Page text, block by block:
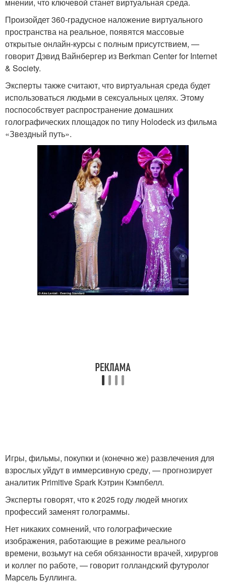
Произойдет 360-градусное наложение виртуального
пространства на реальное, появятся массовые
открытые онлайн-курсы с полным присутствием, —
говорит Дэвид Вайнбергер из Berkman Center for Internet
& Society.
Эксперты также считают, что виртуальная среда будет
использоваться людьми в сексуальных целях. Этому
поспособствует распространение домашних
голографических площадок по типу Holodeck из фильма
«Звездный путь».
Игры, фильмы, покупки и (конечно же) развлечения для
взрослых уйдут в иммерсивную среду, — прогнозирует
аналитик Primitive Spark Кэтрин Кэмпбелл.
Эксперты говорят, что к 2025 году людей многих
профессий заменят голограммы.
Нет никаких сомнений, что голографические
изображения, работающие в режиме реального
времени, возьмут на себя обязанности врачей, хирургов
и коллег по работе, — говорит голландский футуролог
Марсель Буллинга.